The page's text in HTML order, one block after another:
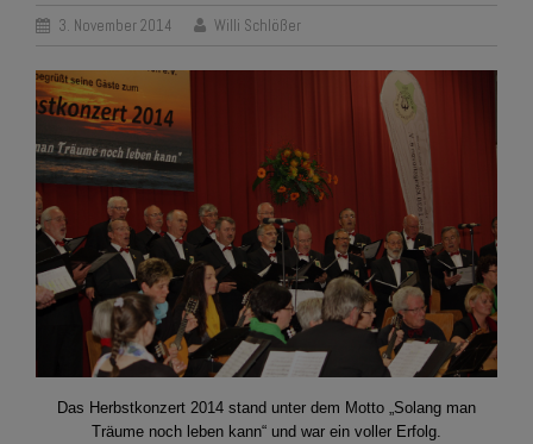
3. November 2014 Willi Schlößer
Das Herbstkonzert 2014 stand unter dem Motto „Solang man
Träume noch leben kann“ und war ein voller Erfolg.